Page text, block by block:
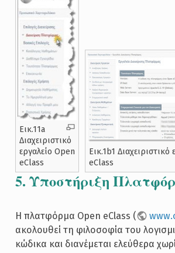
Εικ.11a
Διαχειριστικό
εργαλείο Open
eClass
Εικ.1b1 Διαχειριστικό
eClass
5. Υποστήριξη
Η πλατφόρμα Open eClass (
ακολουθεί τη φιλοσοφία του
κώδικα και διανέμεται ελεύθερα